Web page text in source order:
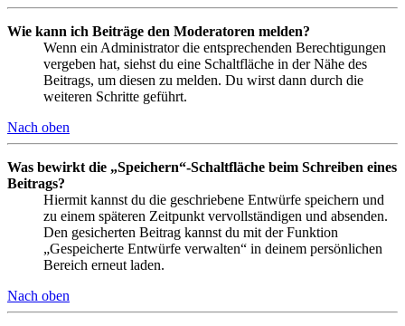
Wie kann ich Beiträge den Moderatoren melden?
Wenn ein Administrator die entsprechenden Berechtigungen
vergeben hat, siehst du eine Schaltfläche in der Nähe des
Beitrags, um diesen zu melden. Du wirst dann durch die
weiteren Schritte geführt.
Nach oben
Was bewirkt die „Speichern“-Schaltfläche beim Schreiben eines
Beitrags?
Hiermit kannst du die geschriebene Entwürfe speichern und
zu einem späteren Zeitpunkt vervollständigen und absenden.
Den gesicherten Beitrag kannst du mit der Funktion
„Gespeicherte Entwürfe verwalten“ in deinem persönlichen
Bereich erneut laden.
Nach oben